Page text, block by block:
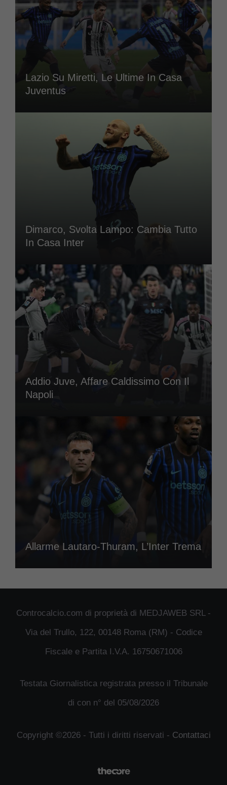
Lazio Su Miretti, Le Ultime In Casa
Juventus
Dimarco, Svolta Lampo: Cambia Tutto
In Casa Inter
Addio Juve, Affare Caldissimo Con Il
Napoli
Allarme Lautaro-Thuram, L’Inter Trema
Controcalcio.com di proprietà di MEDJAWEB SRL -
Via del Trullo, 122, 00148 Roma (RM) - Codice
Fiscale e Partita I.V.A. 16750671006
Testata Giornalistica registrata presso il Tribunale
di con n° del 05/08/2026
Copyright ©2026 - Tutti i diritti riservati - Contattaci